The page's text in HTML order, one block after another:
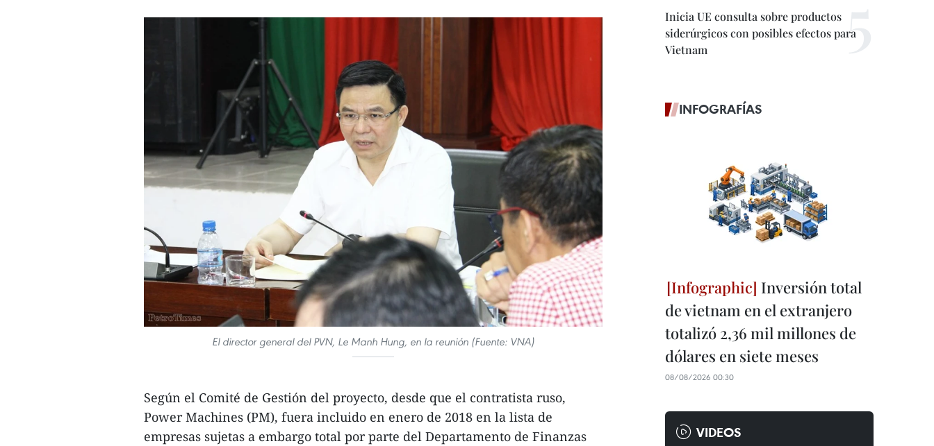
El director general del PVN, Le Manh Hung, en la reunión (Fuente: VNA)
Según el Comité de Gestión del proyecto, desde que el contratista ruso,
Power Machines (PM), fuera incluido en enero de 2018 en la lista de
empresas sujetas a embargo total por parte del Departamento de Finanzas
Inicia UE consulta sobre productos
siderúrgicos con posibles efectos para
Vietnam
INFOGRAFÍAS
Inversión total
de vietnam en el extranjero
totalizó 2,36 mil millones de
dólares en siete meses
08/08/2026 00:30
VIDEOS